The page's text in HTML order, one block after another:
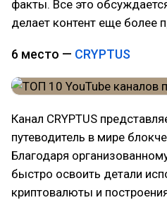
факты. Все это
делает контент еще более
6 место — CRYPTUS
Канал CRYPTUS
путеводитель в мире
Благодаря
быстро освоить детали
криптовалюты и